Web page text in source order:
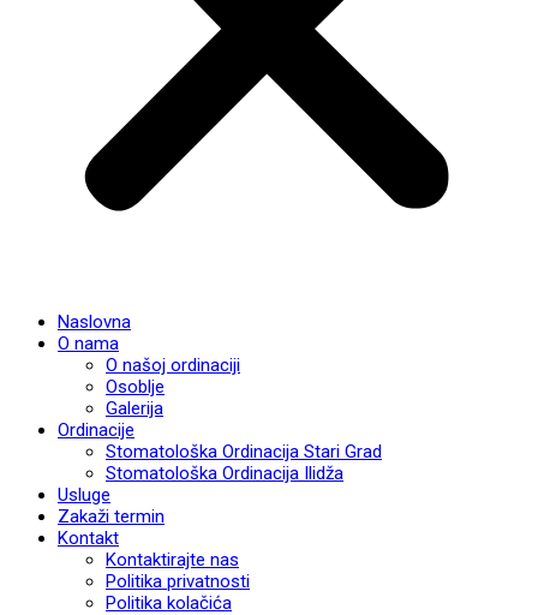
Naslovna
O nama
O našoj ordinaciji
Osoblje
Galerija
Ordinacije
Stomatološka Ordinacija Stari Grad
Stomatološka Ordinacija Ilidža
Usluge
Zakaži termin
Kontakt
Kontaktirajte nas
Politika privatnosti
Politika kolačića